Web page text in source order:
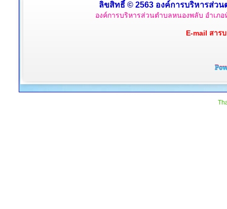
ลิขสิทธิ์ © 2563 องค์การบริหารส่ว
องค์การบริหารส่วนตำบลหนองพลับ อำเภ
E-mail สาร